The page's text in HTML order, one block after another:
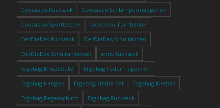
Coocazoo,Rucksack
Coocazoo,Schlampermäppchen
Coocazoo,Sporttasche
Coocazoo,Turnbeutel
DerDieDas,Rucksack
DerDieDas,Schulranzen
DerDieDas,Schulranzenset
eoto,Rucksack
Ergobag,Brustbeutel
Ergobag,Federmäppchen
Ergobag,Hangies
Ergobag,Klettie-Set
Ergobag,Kletties
Ergobag,Regenschirm
Ergobag,Rucksack